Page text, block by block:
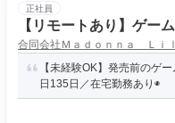
正社員
【リモートあり】ゲー
合同会社Ｍａｄｏｎｎａ Ｌｉ
【未経験OK】発売前のゲ
日135日／在宅勤務あり◉